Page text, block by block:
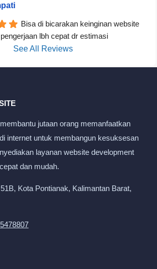
Bisa di bicarakan keinginan website
lbh cepat dr estimasi
See All Reviews
jutaan orang memanfaatkan
internet untuk membangun kesuksesan
layanan website development
dan mudah.
Kota Pontianak, Kalimantan Barat,